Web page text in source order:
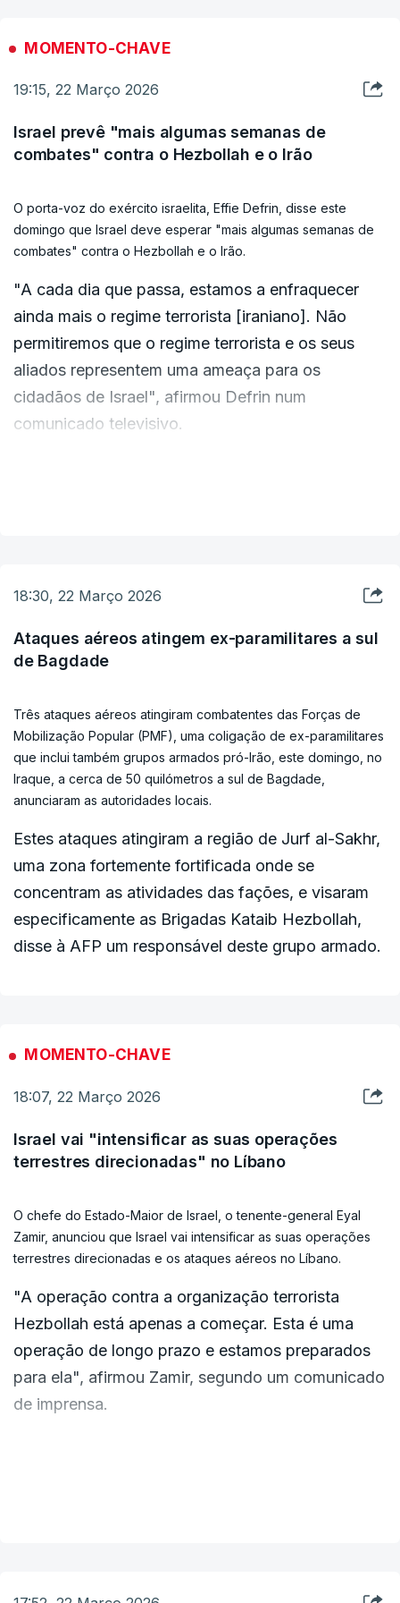
pessoas de que vários países dependem de forma
muito significativa para aceder a água potável.
secas do mundo, onde a disponibilidade de
água é dez vezes inferior à média global,
segundo o Banco Mundial , citado pela agência
France Presse.
O próprio Irão já registou ataques contra
instalações de gestão de água e energia nos
ataques aéreos conjuntos de Estados Unidos e
Israel.
Aliabadi.
No Bahrein, uma central de dessalinização de
um ataque com drones lançado por Teerão. Na
altura, Teerão explicou que este ataque respondia
diretamente a danos provocados pelos Estados
Unidos numa central de dessanilização iraniana.
cerca de 42 por cento da capacidade
, segundo concluiu um estudo
recente publicado na revista
potável provém destas centrais de
dessanilização. Em Omã, a dependência é de
da água potável provém destas centrais.
dados são de um relatório de 2022 do Instituto
Um ataque a este tipo de centrais pode
fornecimento de água, racionamento ou
mesmo na fuga de populações.
Para além dos reflexos na economia, turismo e
indústria, a escassez de água teria também
MOMENTO-CHAVE
19:15, 22 Março 2026
Israel prevê "mais algumas semanas de
combates" contra o Hezbollah e o Irão
O porta-voz do exército israelita, Effie Defrin, disse este
domingo que Israel deve esperar "mais algumas semanas de
combates" contra o Hezbollah e o Irão.
"A cada dia que passa, estamos a enfraquecer
ainda mais o regime terrorista [iraniano]. Não
permitiremos que o regime terrorista e os seus
aliados representem uma ameaça para os
cidadãos de Israel", afirmou Defrin num
comunicado televisivo.
18:30, 22 Março 2026
Ataques aéreos atingem ex-paramilitares a sul
de Bagdade
Três ataques aéreos atingiram combatentes das Forças de
Mobilização Popular (PMF), uma coligação de ex-paramilitares
que inclui também grupos armados pró-Irão, este domingo, no
Iraque, a cerca de 50 quilómetros a sul de Bagdade,
anunciaram as autoridades locais.
Estes ataques atingiram a região de Jurf al-Sakhr,
uma zona fortemente fortificada onde se
concentram as atividades das fações, e visaram
especificamente as Brigadas Kataib Hezbollah,
disse à AFP um responsável deste grupo armado.
MOMENTO-CHAVE
18:07, 22 Março 2026
Israel vai "intensificar as suas operações
terrestres direcionadas" no Líbano
O chefe do Estado-Maior de Israel, o tenente-general Eyal
Zamir, anunciou que Israel vai intensificar as suas operações
terrestres direcionadas e os ataques aéreos no Líbano.
"A operação contra a organização terrorista
Hezbollah está apenas a começar. Esta é uma
operação de longo prazo e estamos preparados
para ela", afirmou Zamir, segundo um comunicado
de imprensa.
garantida para os residentes do norte de Israel",